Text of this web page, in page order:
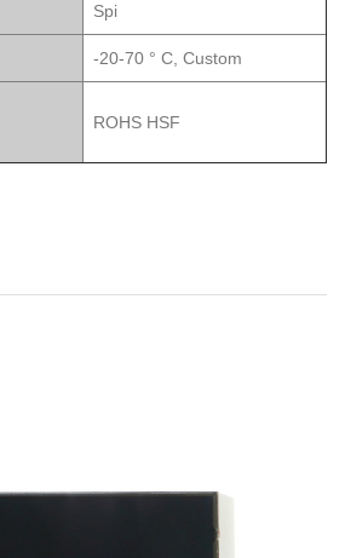
Spi
-20-70 ° C, Custom
ROHS HSF